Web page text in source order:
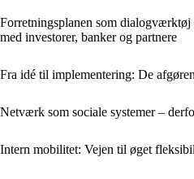
Forretningsplanen som dialogværktøj
med investorer, banker og partnere
Fra idé til implementering: De
Netværk som sociale systemer –
Intern mobilitet: Vejen til øget